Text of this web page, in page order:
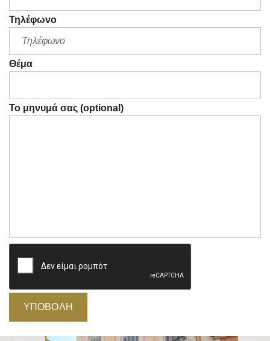
Τηλέφωνο
Θέμα
Το μηνυμά σας (optional)